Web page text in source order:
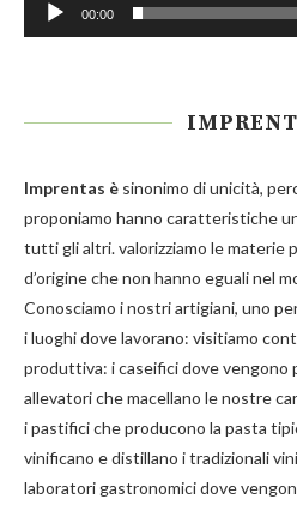
00:00
Imprentas è sinonimo di unicità,
proponiamo hanno caratteristiche
tutti gli altri. valorizziamo le materie
d’origine che non hanno eguali nel
Conosciamo i nostri artigiani, uno
i luoghi dove lavorano: visitiamo
produttiva: i caseifici dove
allevatori che macellano le nostre
i pastifici che producono la pasta
vinificano e distillano i tradizionali
laboratori gastronomici dove